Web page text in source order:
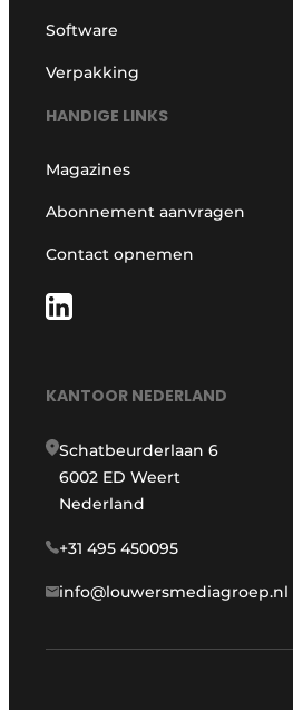
Software
Verpakking
HANDIGE LINKS
Magazines
Abonnement aanvragen
Contact opnemen
KANTOOR NEDERLAND
Schatbeurderlaan 6
6002 ED Weert
Nederland
+31 495 450095
info@louwersmediagroep.nl